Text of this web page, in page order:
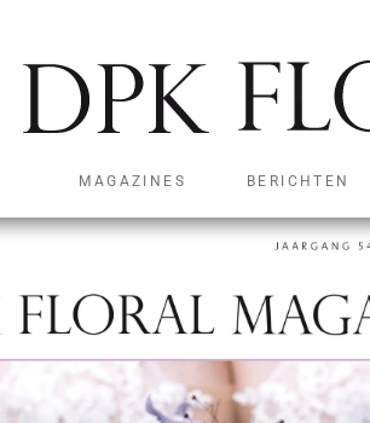
MAGAZINES BERICHTEN